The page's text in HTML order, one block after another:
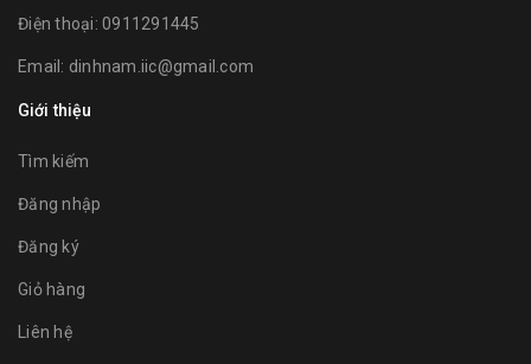
Điện thoại: 0911291445
Email: dinhnam.iic@gmail.com
Giới thiệu
Tìm kiếm
Đăng nhập
Đăng ký
Giỏ hàng
Liên hệ